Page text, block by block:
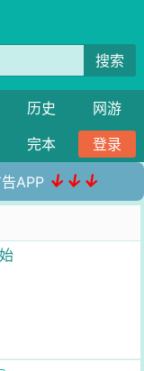
搜索
历史
网游
完本 登录
APP ↓↓↓